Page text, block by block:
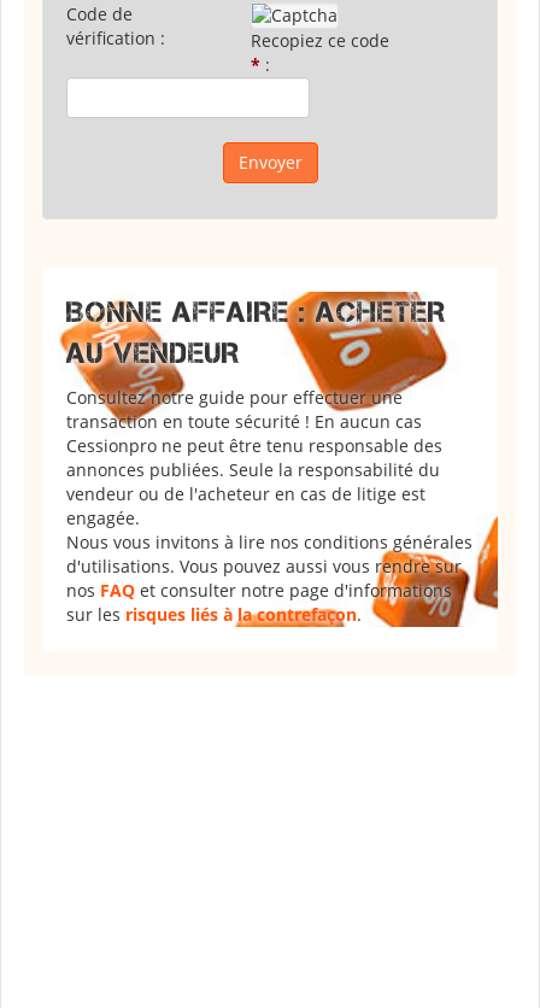
Code de
vérification :
Recopiez ce code
* :
BONNE AFFAIRE : ACHETER
AU VENDEUR
Consultez notre guide pour effectuer une
transaction en toute sécurité ! En aucun cas
Cessionpro ne peut être tenu responsable des
annonces publiées. Seule la responsabilité du
vendeur ou de l'acheteur en cas de litige est
engagée.
Nous vous invitons à lire nos conditions générales
d'utilisations. Vous pouvez aussi vous rendre sur
nos FAQ et consulter notre page d'informations
sur les risques liés à la contrefaçon.